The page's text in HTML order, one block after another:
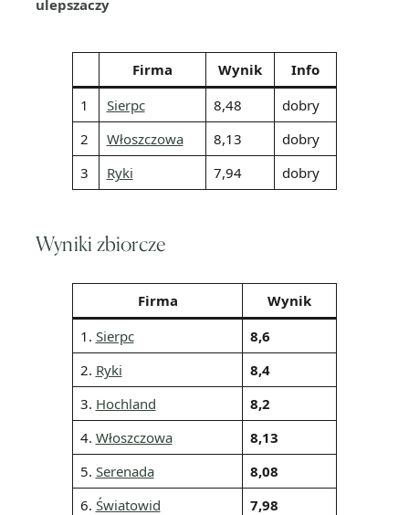
ulepszaczy
Firma Wynik
Info
1
Sierpc 8,48
dobry
2
Włoszczowa 8,13
dobry
3
Ryki 7,94 dobry
Wyniki zbiorcze
Firma
Wynik
1. Sierpc
8,6
2. Ryki
8,4
3. Hochland
8,2
4. Włoszczowa
8,13
5. Serenada
8,08
6. Światowid
7,98